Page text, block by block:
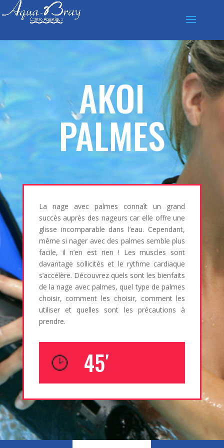
AKOI
PALMES
La nage avec palmes connaît un grand
succès auprès des nageurs car elle offre une
glisse incomparable dans l’eau. Cependant,
même si nager avec des palmes semble plus
facile, il n’en est rien ! Les muscles sont
davantage sollicités et le rythme cardiaque
s’accélère. Découvrez quels sont les bienfaits
de la nage avec palmes, quel type de palmes
choisir, comment les choisir, comment les
utiliser et quelles sont les précautions à
prendre.
45′